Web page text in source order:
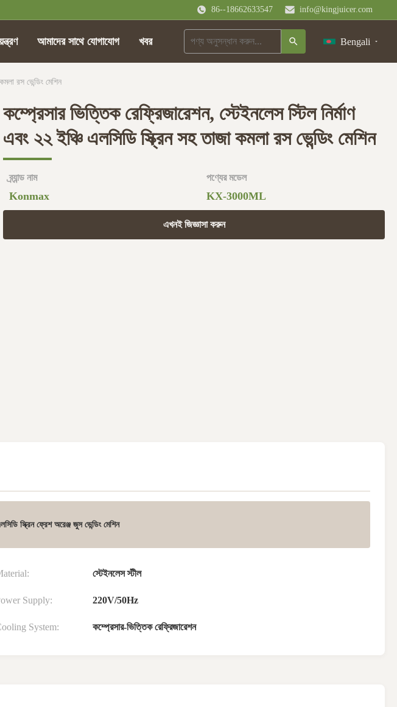
86--18662633547 info@kingjuicer.com
আমাদের সাথে যোগাযোগ খবর Bengali
রস ভেন্ডিং মেশিন
কম্প্রেসার ভিত্তিক রেফ্রিজারেশন, স্টেইনলেস স্টিল নির্মাণ
এবং ২২ ইঞ্চি এলসিডি স্ক্রিন সহ তাজা কমলা রস ভেন্ডিং মেশিন
ব্র্যান্ড নাম
Konmax
পণ্যের মডেল
KX-3000ML
এখনই জিজ্ঞাসা করুন
স্ক্রিন ফ্রেশ অরেঞ্জ জুস ভেন্ডিং মেশিন
স্টেইনলেস স্টীল
Supply: 220V/50Hz
System: কম্প্রেসার-ভিত্তিক রেফ্রিজারেশন